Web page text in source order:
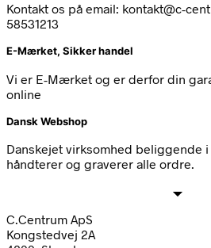
Kontakt os på email: kontakt@c-
58531213
E-Mærket, Sikker handel
Vi er E-Mærket og er derfor din
online
Dansk Webshop
Danskejet virksomhed beliggende i
håndterer og graverer alle ordre.
C.Centrum ApS
Kongstedvej 2A